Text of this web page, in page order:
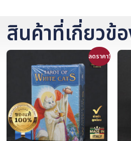
สินค้าที่เกี่ยวข้
ลดราคา!